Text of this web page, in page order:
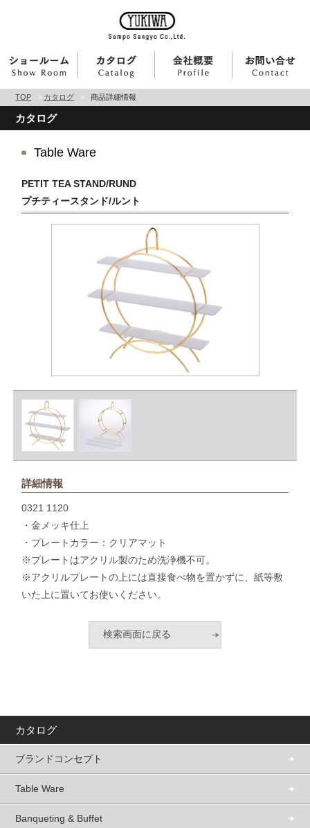
TOP > カタログ > 商品詳細情報
カタログ
Table Ware
PETIT TEA STAND/RUND
プチティースタンド/ルント
詳細情報
0321 1120
・金メッキ仕上
・プレートカラー：クリアマット
※プレートはアクリル製のため洗浄機不可。
※アクリルプレートの上には直接食べ物を置かずに、紙等敷
いた上に置いてお使いください。
カタログ
ブランドコンセプト
Table Ware
Banqueting & Buffet